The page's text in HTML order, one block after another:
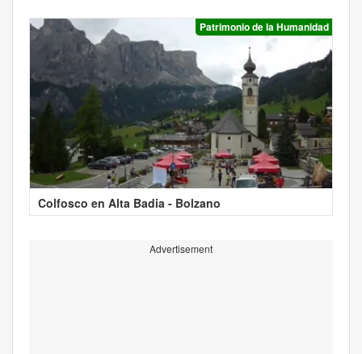
Patrimonio de la Humanidad
Colfosco en Alta Badia - Bolzano
Advertisement